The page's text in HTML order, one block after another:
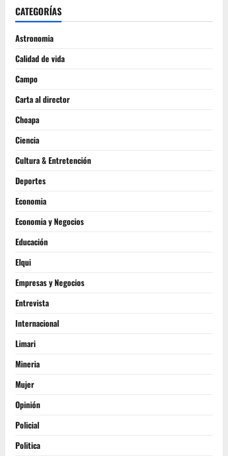
CATEGORÍAS
Astronomia
Calidad de vida
Campo
Carta al director
Choapa
Ciencia
Cultura & Entretención
Deportes
Economia
Economia y Negocios
Educación
Elqui
Empresas y Negocios
Entrevista
Internacional
Limari
Mineria
Mujer
Opinión
Policial
Politica